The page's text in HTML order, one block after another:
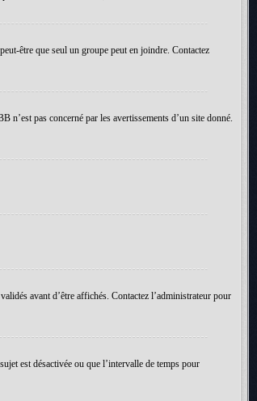
être que seul un groupe peut en joindre. Contactez
n’est pas concerné par les avertissements d’un site donné.
avant d’être affichés. Contactez l’administrateur pour
est désactivée ou que l’intervalle de temps pour